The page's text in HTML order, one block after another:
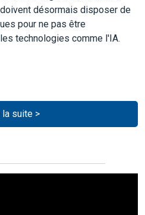
désormais disposer de
pour ne pas être
technologies comme l'IA.
la suite >